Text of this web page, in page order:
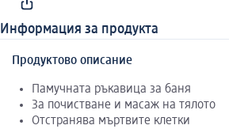
Информация за продукта
Продуктово описание
Памучната ръкавица за баня
За почистване и масаж на тялото
Отстранява мъртвите клетки